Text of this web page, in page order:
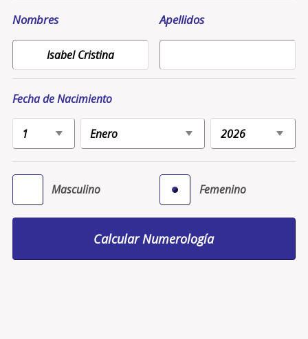
Nombres Apellidos
Fecha de Nacimiento
Masculino Femenino